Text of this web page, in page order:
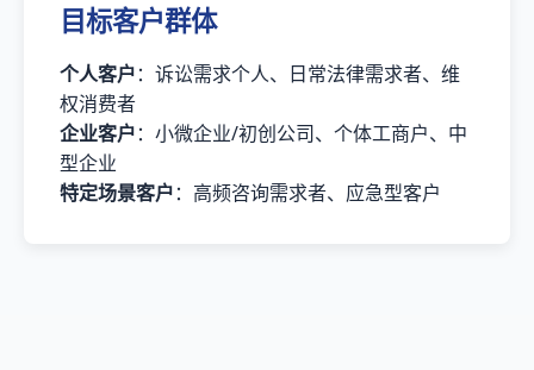
目标客户群体
个人客户：诉讼需求个人、日常法律需求者、维
权消费者
企业客户：小微企业/初创公司、个体工商户、中
型企业
特定场景客户：高频咨询需求者、应急型客户